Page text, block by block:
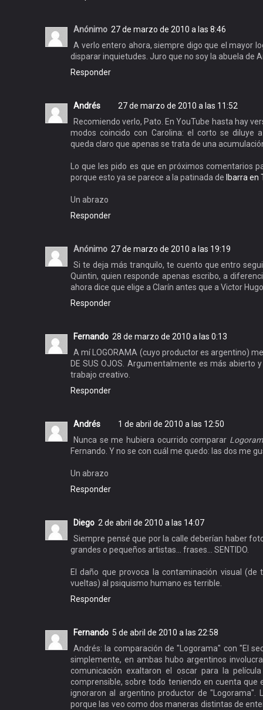
Anónimo 27 de marzo de 2010 a las 8:46
A verlo entero ahora, siempre digo que el mayor
disparar inquietudes. Juro que no soy la abuela de
Responder
Andrés
27 de marzo de 2010 a las 11:52
Recomiendo verlo, Pato. En YouTube hasta hay
modos coincido con Carolina: el corto se diluye
queda claro que apenas se trata de una
Lo que les pido es que en próximos comentarios
porque esto ya se parece a la patinada de Ibarra en
Un abrazo
Responder
Anónimo 27 de marzo de 2010 a las 19:19
Si te deja más tranquilo, te cuento que entro
Quintin, quien responde apenas escribo, a
ahora dice que elige a Clarín antes que a Victor
Responder
Fernando 28 de marzo de 2010 a las 0:13
A mí LOGORAMA (cuyo productor es argentino)
DE SUS OJOS. Argumentalmente es más abierto
trabajo creativo.
Responder
Andrés
1 de abril de 2010 a las 12:50
Nunca se me hubiera ocurrido comparar
Fernando. Y no se con cuál me quedo: las dos me
Un abrazo
Responder
Diego 2 de abril de 2010 a las 14:07
Siempre pensé que por la calle deberían haber
grandes o pequeños artistas... frases... SENTIDO.
El daño que provoca la contaminación visual
vueltas) al psiquismo humano es terrible.
Responder
Fernando 5 de abril de 2010 a las 22:58
Andrés: la comparación de "Logorama" con "El
simplemente, en ambas hubo argentinos
comunicación exaltaron el oscar para la
comprensible, sobre todo teniendo en cuenta que
ignoraron al argentino productor de "Logorama".
porque las veo como dos maneras distintas de